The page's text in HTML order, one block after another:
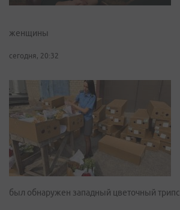
женщины
сегодня, 20:32
был обнаружен западный цветочный трипс